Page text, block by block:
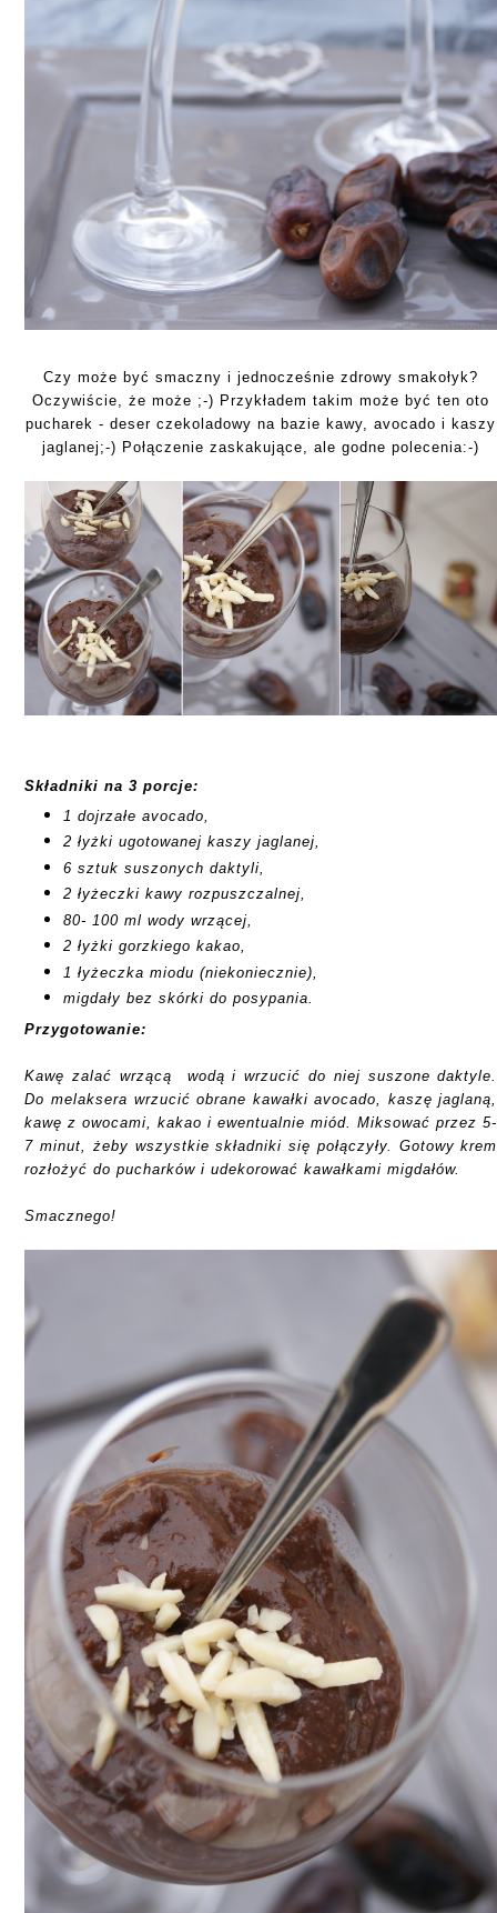
Czy może być smaczny i jednocześnie zdrowy smakołyk?
Oczywiście, że może ;-) Przykładem takim może być ten oto
pucharek - deser czekoladowy na bazie kawy, avocado i kaszy
jaglanej;-) Połączenie zaskakujące, ale godne polecenia:-)
Składniki na 3 porcje:
1 dojrzałe avocado,
2 łyżki ugotowanej kaszy jaglanej,
6 sztuk suszonych daktyli,
2 łyżeczki kawy rozpuszczalnej,
80- 100 ml wody wrzącej,
2 łyżki gorzkiego kakao,
1 łyżeczka miodu (niekoniecznie),
migdały bez skórki do posypania.
Przygotowanie:
Kawę zalać wrzącą wodą i wrzucić do niej suszone daktyle.
Do melaksera wrzucić obrane kawałki avocado, kaszę jaglaną,
kawę z owocami, kakao i ewentualnie miód. Miksować przez 5-
7 minut, żeby wszystkie składniki się połączyły. Gotowy krem
rozłożyć do pucharków i udekorować kawałkami migdałów.
Smacznego!